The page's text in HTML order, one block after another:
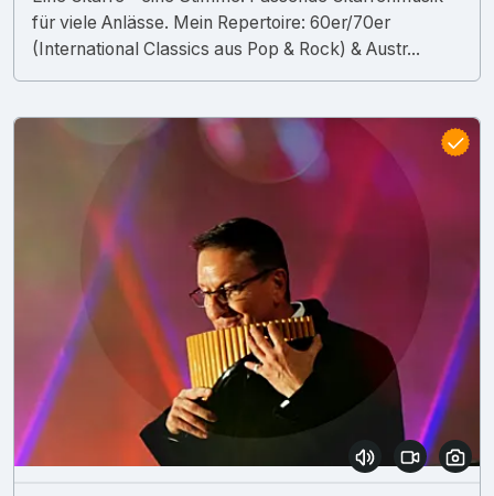
für viele Anlässe. Mein Repertoire: 60er/70er
(International Classics aus Pop & Rock) & Austr...